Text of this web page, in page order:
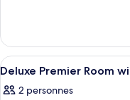
chambre :
Deluxe
Room
Deluxe
Room
Afficher
toutes
les
1
Deluxe Premier Room
2 personnes